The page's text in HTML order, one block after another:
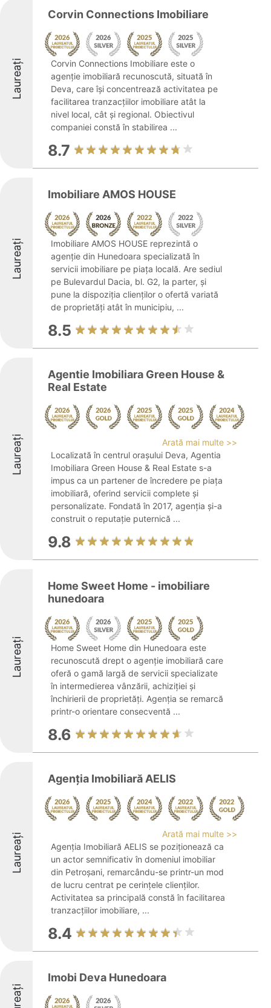
Laureați
Corvin Connections Imobiliare
Corvin Connections Imobiliare este o
agenție imobiliară recunoscută, situată în
Deva, care își concentrează activitatea pe
facilitarea tranzacțiilor imobiliare atât la
nivel local, cât și regional. Obiectivul
companiei constă în stabilirea ...
8.7
Laureați
Imobiliare AMOS HOUSE
Imobiliare AMOS HOUSE reprezintă o
agenție din Hunedoara specializată în
servicii imobiliare pe piața locală. Are sediul
pe Bulevardul Dacia, bl. G2, la parter, și
pune la dispoziția clienților o ofertă variată
de proprietăți atât în municipiu, ...
8.5
Laureați
Agentie Imobiliara Green House &
Real Estate
Arată mai multe >>
Localizată în centrul orașului Deva, Agentia
Imobiliara Green House & Real Estate s-a
impus ca un partener de încredere pe piața
imobiliară, oferind servicii complete și
personalizate. Fondată în 2017, agenția și-a
construit o reputație puternică ...
9.8
Laureați
Home Sweet Home - imobiliare
hunedoara
Home Sweet Home din Hunedoara este
recunoscută drept o agenție imobiliară care
oferă o gamă largă de servicii specializate
în intermedierea vânzării, achiziției și
închirierii de proprietăți. Agenția se remarcă
printr-o orientare consecventă ...
8.6
Laureați
Agenția Imobiliară AELIS
Arată mai multe >>
Agenția Imobiliară AELIS se poziționează ca
un actor semnificativ în domeniul imobiliar
din Petroșani, remarcându-se printr-un mod
de lucru centrat pe cerințele clienților.
Activitatea sa principală constă în facilitarea
tranzacțiilor imobiliare, ...
8.4
Imobi Deva Hunedoara